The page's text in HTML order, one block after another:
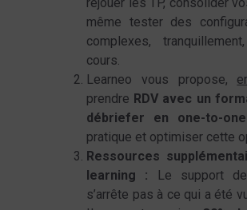
même tester des
complexes,
cours.
Learneo vous propose,
prendre RDV avec un
débriefer en one-to-one
pratique et optimiser cette
Ressources
learning : Le support
s’arrête pas à ce qui a été